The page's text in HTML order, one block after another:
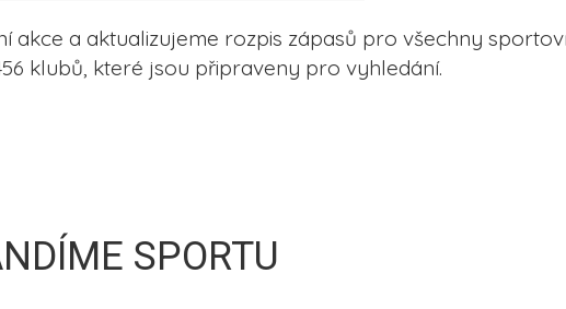
akce a aktualizujeme rozpis zápasů pro všechny
klubů, které jsou připraveny pro vyhledání.
SPORTU